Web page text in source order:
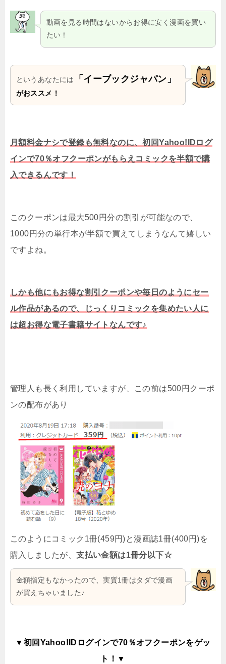
動画を見る時間はないからお得に安く漫画を買い
たい！
というあなたには 「イーブックジャパン」
がおススメ！
月額料金ナシで登録も無料なのに、初回Yahoo!IDログ
インで70％オフクーポンがもらえコミックを半額で購
入できるんです！
このクーポンは最大500円分の割引が可能なので、
1000円分の単行本が半額で買えてしまうなんて嬉しい
ですよね。
しかも他にもお得な割引クーポンや毎日のようにセー
ル作品があるので、じっくりコミックを集めたい人に
は超お得な電子書籍サイトなんです♪
管理人も長く利用していますが、この前は500円クーポ
ンの配布があり
このようにコミック1冊(459円)と漫画誌1冊(400円)を
購入しましたが、支払い金額は1冊分以下☆
金額指定もなかったので、実質1冊はタダで漫画
が買えちゃいました♪
▼初回Yahoo!IDログインで70％オフクーポンをゲッ
ト！▼